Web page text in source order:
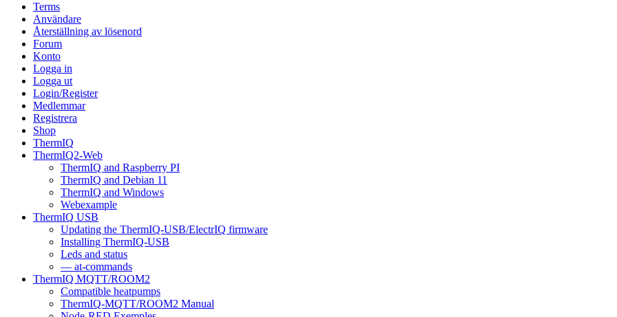
Terms
Användare
Återställning av lösenord
Forum
Konto
Logga in
Logga ut
Login/Register
Medlemmar
Registrera
Shop
ThermIQ
ThermIQ2-Web
ThermIQ and Raspberry PI
ThermIQ and Debian 11
ThermIQ and Windows
Webexample
ThermIQ USB
Updating the ThermIQ-USB/ElectrIQ firmware
Installing ThermIQ-USB
Leds and status
— at-commands
ThermIQ MQTT/ROOM2
Compatible heatpumps
ThermIQ-MQTT/ROOM2 Manual